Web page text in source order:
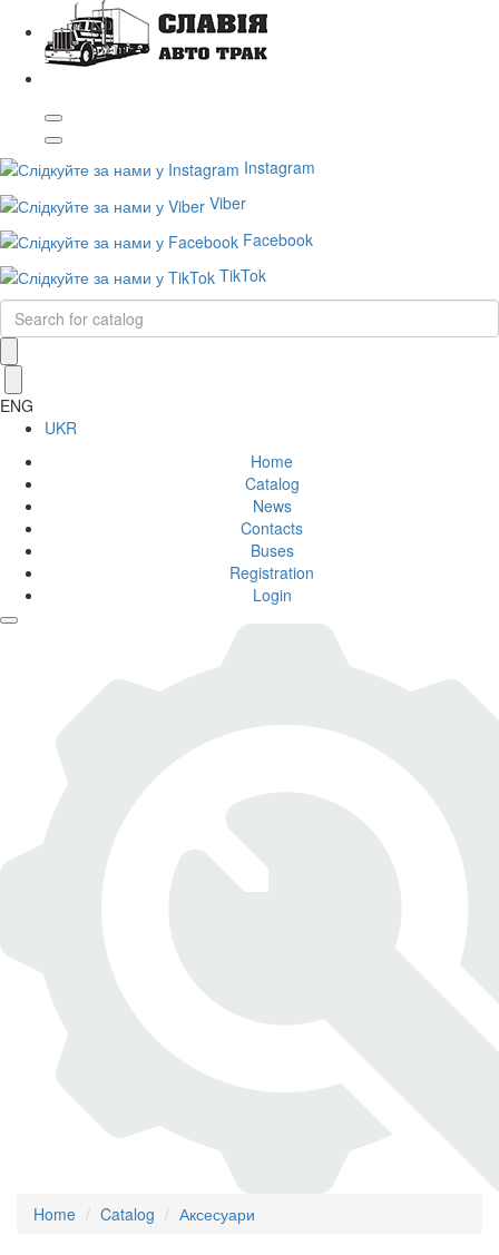
Instagram
Viber
Facebook
TikTok
ENG
UKR
Home
Catalog
News
Contacts
Buses
Registration
Login
Home Catalog Аксесуари